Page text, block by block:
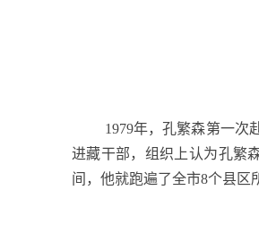
1979年，孔繁森第一次
进藏干部，组织上认为孔繁
间，他就跑遍了全市8个县区